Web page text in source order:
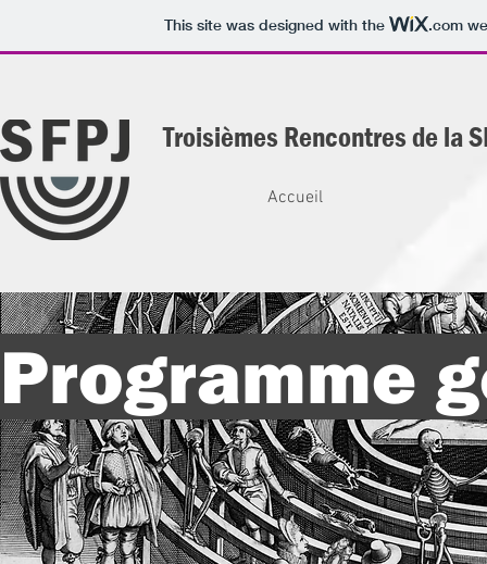
This site was designed with the .com
Troisièmes Rencontres de la
Accueil
Programme